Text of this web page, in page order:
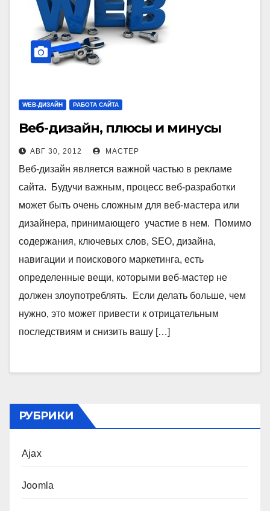
WEB-ДИЗАЙН РАБОТА САЙТА
Веб-дизайн, плюсы и минусы
АВГ 30, 2012 МАСТЕР
Веб-дизайн является важной частью в рекламе
сайта. Будучи важным, процесс веб-разработки
может быть очень сложным для веб-мастера или
дизайнера, принимающего участие в нем. Помимо
содержания, ключевых слов, SEO, дизайна,
навигации и поискового маркетинга, есть
определенные вещи, которыми веб-мастер не
должен злоупотреблять. Если делать больше, чем
нужно, это может привести к отрицательным
последствиям и снизить вашу […]
РУБРИКИ
Ajax
Joomla